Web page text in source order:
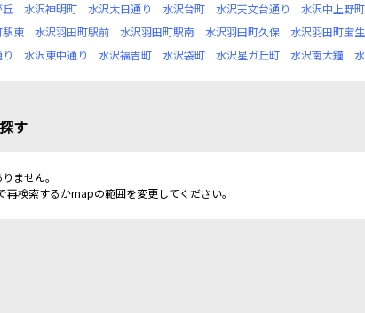
丘
水沢神明町 水沢太日通り 水沢台町 水沢天文台通り 水沢中上野町
駅東
水沢羽田町駅前 水沢羽田町駅南 水沢羽田町久保 水沢羽田町宝生
水沢東中通り 水沢福吉町 水沢袋町 水沢星ガ丘町 水沢南大鐘
す
ません。
再検索するかmapの範囲を変更してください。